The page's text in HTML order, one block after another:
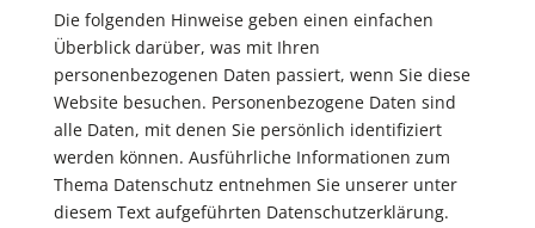
Die folgenden Hinweise geben einen einfachen
Überblick darüber, was mit Ihren
personenbezogenen Daten passiert, wenn Sie diese
Website besuchen. Personenbezogene Daten sind
alle Daten, mit denen Sie persönlich identifiziert
werden können. Ausführliche Informationen zum
Thema Datenschutz entnehmen Sie unserer unter
diesem Text aufgeführten Datenschutzerklärung.